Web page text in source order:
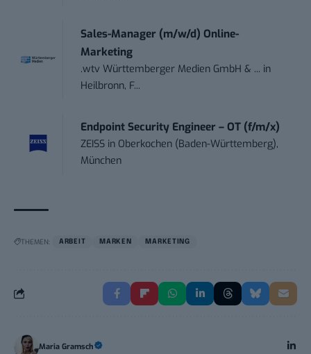
Sales-Manager (m/w/d) Online-
Marketing
.wtv Württemberger Medien GmbH & ... in
Heilbronn, F...
Endpoint Security Engineer – OT (f/m/x)
ZEISS in Oberkochen (Baden-Württemberg),
München
THEMEN: ARBEIT MARKEN MARKETING
Maria Gramsch